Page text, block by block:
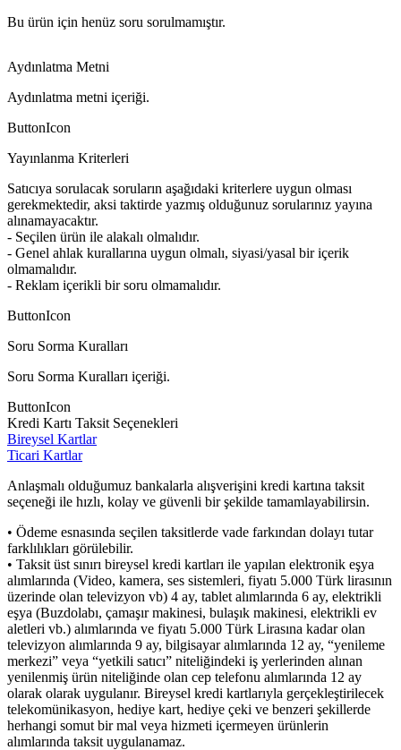
Bu ürün için henüz soru sorulmamıştır.
Aydınlatma Metni
Aydınlatma metni içeriği.
ButtonIcon
Yayınlanma Kriterleri
Satıcıya sorulacak soruların aşağıdaki kriterlere uygun olması
gerekmektedir, aksi taktirde yazmış olduğunuz sorularınız yayına
alınamayacaktır.
- Seçilen ürün ile alakalı olmalıdır.
- Genel ahlak kurallarına uygun olmalı, siyasi/yasal bir içerik
olmamalıdır.
- Reklam içerikli bir soru olmamalıdır.
ButtonIcon
Soru Sorma Kuralları
Soru Sorma Kuralları içeriği.
ButtonIcon
Kredi Kartı Taksit Seçenekleri
Bireysel Kartlar
Ticari Kartlar
Anlaşmalı olduğumuz bankalarla alışverişini kredi kartına taksit
seçeneği ile hızlı, kolay ve güvenli bir şekilde tamamlayabilirsin.
• Ödeme esnasında seçilen taksitlerde vade farkından dolayı tutar
farklılıkları görülebilir.
• Taksit üst sınırı bireysel kredi kartları ile yapılan elektronik eşya
alımlarında (Video, kamera, ses sistemleri, fiyatı 5.000 Türk lirasının
üzerinde olan televizyon vb) 4 ay, tablet alımlarında 6 ay, elektrikli
eşya (Buzdolabı, çamaşır makinesi, bulaşık makinesi, elektrikli ev
aletleri vb.) alımlarında ve fiyatı 5.000 Türk Lirasına kadar olan
televizyon alımlarında 9 ay, bilgisayar alımlarında 12 ay, “yenileme
merkezi” veya “yetkili satıcı” niteliğindeki iş yerlerinden alınan
yenilenmiş ürün niteliğinde olan cep telefonu alımlarında 12 ay
olarak olarak uygulanır. Bireysel kredi kartlarıyla gerçekleştirilecek
telekomünikasyon, hediye kart, hediye çeki ve benzeri şekillerde
herhangi somut bir mal veya hizmeti içermeyen ürünlerin
alımlarında taksit uygulanamaz.